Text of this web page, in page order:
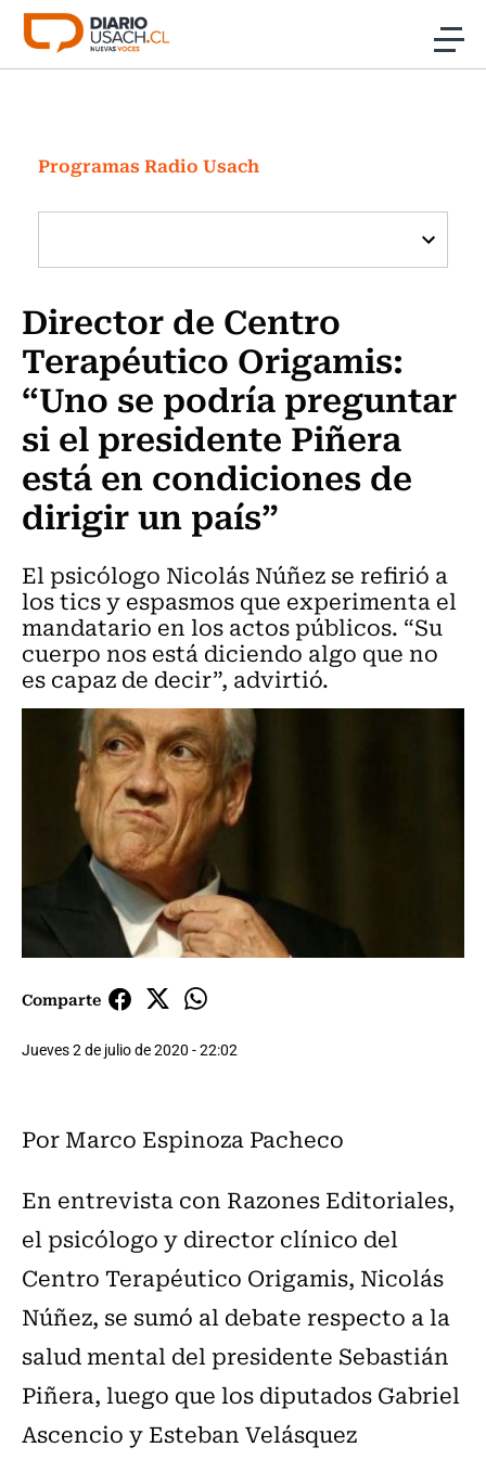
Click acá para ir directamente al contenido
Investigación
Cultura
Programas Radio y TV Usach
Programas Radio Usach
Director de Centro
Terapéutico Origamis:
“Uno se podría preguntar
si el presidente Piñera
está en condiciones de
dirigir un país”
El psicólogo Nicolás Núñez se refirió a
los tics y espasmos que experimenta el
mandatario en los actos públicos. “Su
cuerpo nos está diciendo algo que no
es capaz de decir”, advirtió.
Comparte
Jueves 2 de julio de 2020 - 22:02
Por Marco Espinoza Pacheco
En entrevista con Razones Editoriales,
el psicólogo y director clínico del
Centro Terapéutico Origamis, Nicolás
Núñez, se sumó al debate respecto a la
salud mental del presidente Sebastián
Piñera, luego que los diputados Gabriel
Ascencio y Esteban Velásquez